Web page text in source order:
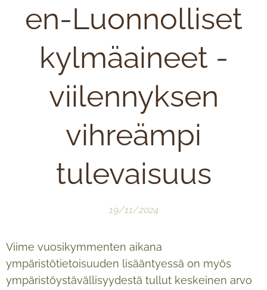
en-Luonnolliset
kylmäaineet -
viilennyksen
vihreämpi
tulevaisuus
19/11/2024
Viime vuosikymmenten aikana
ympäristötietoisuuden lisääntyessä on myös
ympäristöystävällisyydestä tullut keskeinen arvo